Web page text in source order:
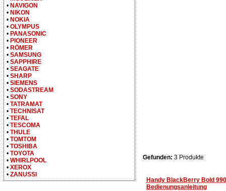
Gefunden: 3 Produkte
Handy BlackBerry Bold
Bedienungsanleitung
• NAVIGON
• NIKON
• NOKIA
• OLYMPUS
• PANASONIC
• PIONEER
• RÖMER
• SAMSUNG
• SAPPHIRE
• SEAGATE
• SHARP
• SIEMENS
• SODASTREAM
• SONY
• TATRAMAT
• TECHNISAT
• TEFAL
• TESCOMA
• THULE
• TOMTOM
• TOSHIBA
• TOYOTA
• WHIRLPOOL
• XEROX
• ZANUSSI